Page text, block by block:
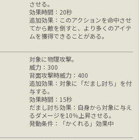
させる。
効果時間：20秒
追加効果：このアクションを命中させ
てから敵を倒すと、より多くのアイテ
ムを獲得できることがある。
対象に物理攻撃。
威力：300
背面攻撃時威力：400
追加効果：対象に「だまし討ち」を付
与する。
効果時間：15秒
だまし討ち効果：自身から対象に与え
るダメージを10％上昇させる。
発動条件：「かくれる」効果中